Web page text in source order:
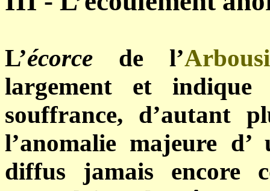
L’écorce de l’
largement et
souffrance, d’autant
l’anomalie majeure d’
diffus jamais encore